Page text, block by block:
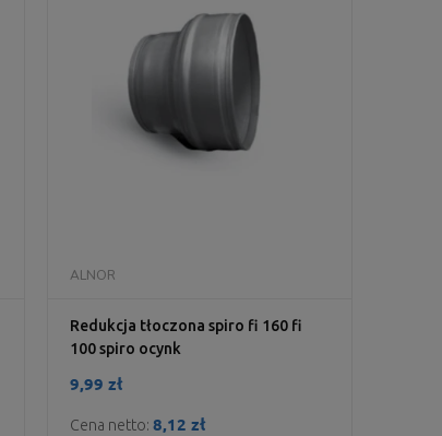
Redukcja tłoczona spiro fi 160 fi
100 spiro ocynk
ALNOR
9,99 zł
Cena netto: 8,12 zł